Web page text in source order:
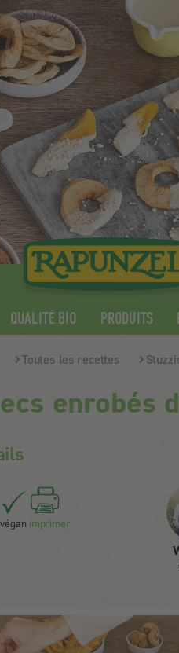
QUALITÉ BIO PRODUITS
Toutes les recettes
enrobés
végan imprimer